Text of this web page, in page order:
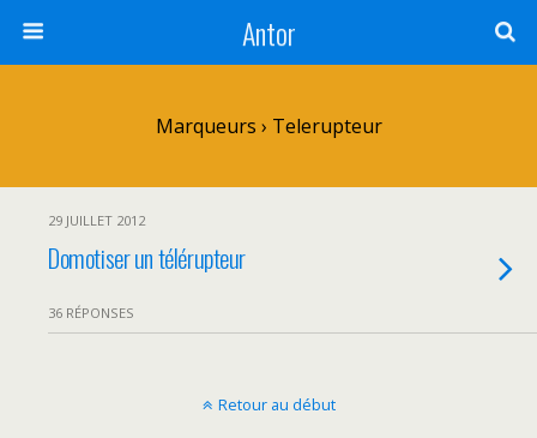
Antor
Marqueurs › Telerupteur
29 JUILLET 2012
Domotiser un télérupteur
36 RÉPONSES
Retour au début